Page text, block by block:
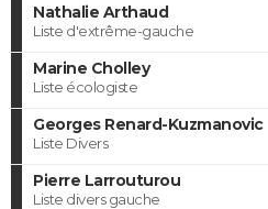
Nathalie Arthaud
Liste d'extrême-gauche
Marine Cholley
Liste écologiste
Georges Renard-Kuzmanovic
Liste Divers
Pierre Larrouturou
Liste divers gauche